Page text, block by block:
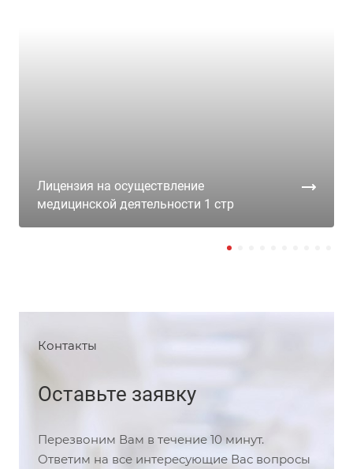
Лицензия на осуществление
медицинской деятельности 1 стр
Контакты
Оставьте заявку
Перезвоним Вам в течение 10 минут.
Ответим на все интересующие Вас вопросы